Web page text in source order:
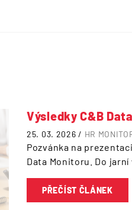
Výsledky C&B
25. 03. 2026 / HR
Pozvánka na
Data Monitoru. Do
PŘEČÍST ČLÁNEK